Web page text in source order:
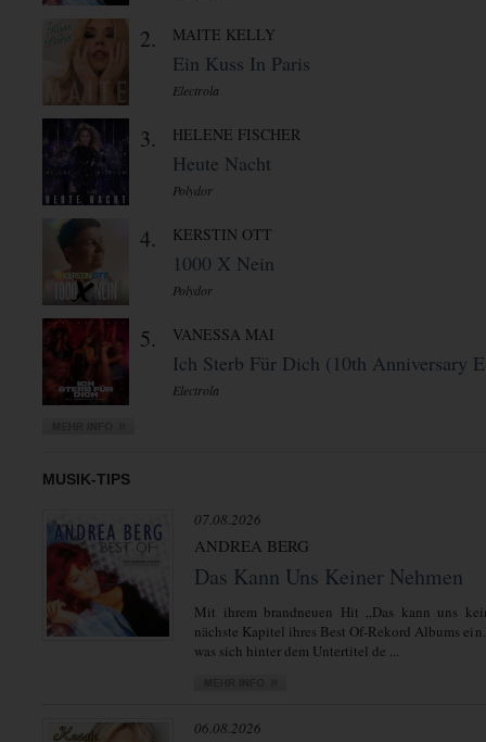
2. MAITE KELLY
Ein Kuss In Paris
Electrola
3. HELENE FISCHER
Heute Nacht
Polydor
4. KERSTIN OTT
1000 X Nein
Polydor
5. VANESSA MAI
Ich Sterb Für Dich (10th Anniversary
Electrola
MUSIK-TIPS
07.08.2026
ANDREA BERG
Das Kann Uns Keiner Nehmen
Mit ihrem brandneuen Hit „Das kann uns
nächste Kapitel ihres Best Of-Rekord Albums
was sich hinter dem Untertitel de ...
06.08.2026